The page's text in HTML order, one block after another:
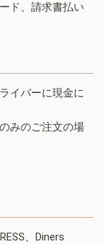
ド、請求書払い
イバーに現金に
みのご注文の場
、Diners